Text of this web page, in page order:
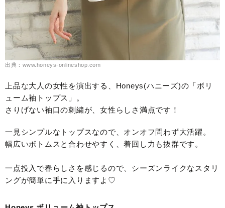
出典：www.honeys-onlineshop.com
上品な大人の女性を演出する、Honeys(ハニーズ)の「ボリ
ューム袖トップス」。
さりげない袖口の刺繍が、女性らしさ満点です！
一見シンプルなトップスなので、オンオフ問わず大活躍。
幅広いボトムスと合わせやすく、着回し力も抜群です。
一点投入で春らしさを感じるので、シーズンライクなスタリ
ングが簡単に手に入りますよ♡